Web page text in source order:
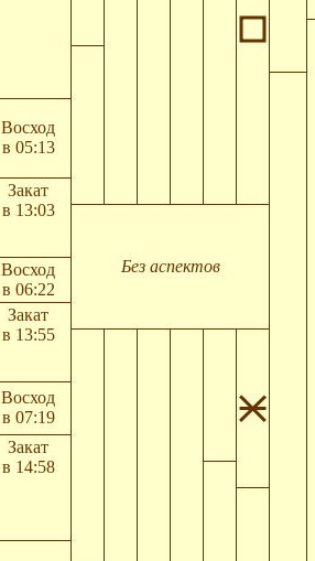
Восход
в 05:13
Закат
в 13:03
Без аспектов
Восход
в 06:22
Закат
в 13:55
Восход
в 07:19
Закат
в 14:58